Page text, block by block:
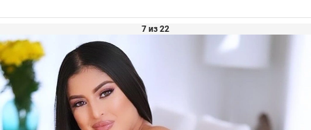
7 из 22